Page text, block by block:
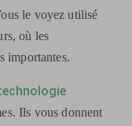
le voyez utilisé
où les
importantes.
Ils vous donnent